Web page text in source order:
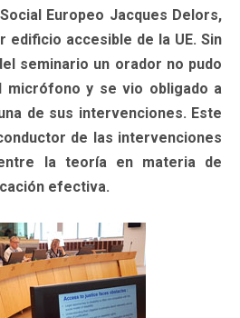
Europeo Jacques Delors,
edificio accesible de la UE. Sin
seminario un orador no pudo
micrófono y se vio obligado a
de sus intervenciones. Este
de las intervenciones
la teoría en materia de
efectiva.